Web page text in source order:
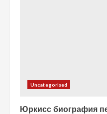
Uncategorised
Юркисс биография